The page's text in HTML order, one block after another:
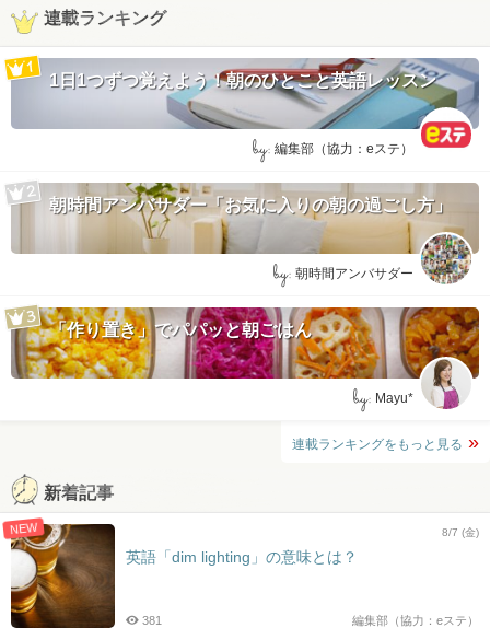
連載ランキング
1日1つずつ覚えよう！朝のひとこと英語レッスン
by: 編集部（協力：eステ）
朝時間アンバサダー「お気に入りの朝の過ごし方」
by: 朝時間アンバサダー
「作り置き」でパパッと朝ごはん
by: Mayu*
連載ランキングをもっと見る
新着記事
NEW 8/7 (金)
英語「dim lighting」の意味とは？
編集部（協力：eステ）
381